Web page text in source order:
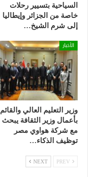
السياحية بتسيير رحلات
خاصة من الجزائر وإيطاليا
إلى شرم الشيخ…
الأخبار
وزير التعليم العالي والقائم
بأعمال وزير الثقافة يبحث
مع شركة هواوي مصر
توظيف الذكاء…
NEXT